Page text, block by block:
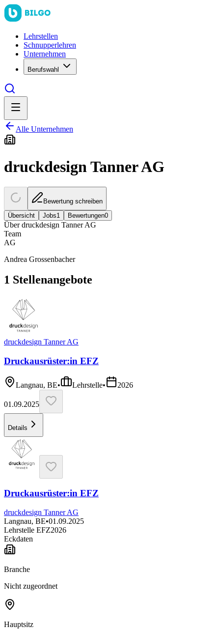
Lehrstellen
Schnupperlehren
Unternehmen
Berufswahl
Alle Unternehmen
druckdesign Tanner AG
Bewertung schreiben
Übersicht
Jobs1 Bewertungen0
Überdruckdesign Tanner AG
Team
AG
Andrea Grossenbacher
1 Stellenangebote
druckdesign Tanner AG
Druckausrüster:​in EFZ
Langnau, BE• Lehrstelle• 2026
01.09.2025
Details
Druckausrüster:​in EFZ
druckdesign Tanner AG
Langnau, BE•01.09.2025
Lehrstelle EFZ2026
Eckdaten
Branche
Nicht zugeordnet
Hauptsitz